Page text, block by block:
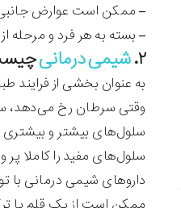
– ممکن است عوارض جانبی
– بسته به هر فرد و مرحله
۲. شیمی درمانی
به عنوان بخشی از
وقتی سرطان رخ می‌دهد،
سلول‌های بیشتر و بیشتری
سلول‌های مفید را کاملا پر
داروهای شیمی درمانی با